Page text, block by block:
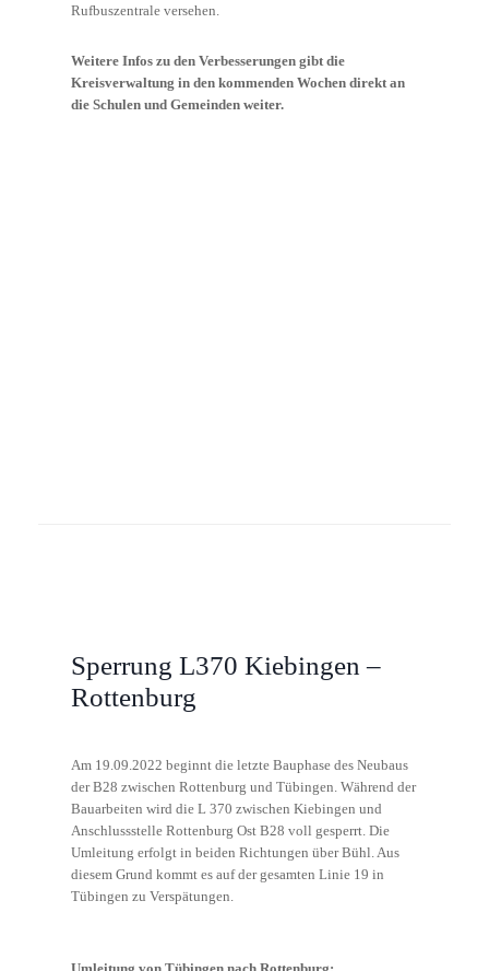
Rufbuszentrale versehen.
Weitere Infos zu den Verbesserungen gibt die
Kreisverwaltung in den kommenden Wochen direkt an
die Schulen und Gemeinden weiter.
Sperrung L370 Kiebingen –
Rottenburg
Am 19.09.2022 beginnt die letzte Bauphase des Neubaus
der B28 zwischen Rottenburg und Tübingen. Während der
Bauarbeiten wird die L 370 zwischen Kiebingen und
Anschlussstelle Rottenburg Ost B28 voll gesperrt. Die
Umleitung erfolgt in beiden Richtungen über Bühl. Aus
diesem Grund kommt es auf der gesamten Linie 19 in
Tübingen zu Verspätungen.